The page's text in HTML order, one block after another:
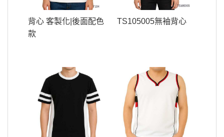
背心 客製化|後面配色
款
TS105005無袖背心